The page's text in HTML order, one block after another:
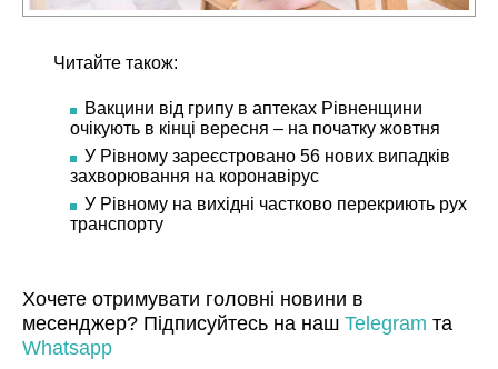
Читайте також:
Вакцини від грипу в аптеках Рівненщини
очікують в кінці вересня – на початку жовтня
У Рівному зареєстровано 56 нових випадків
захворювання на коронавірус
У Рівному на вихідні частково перекриють рух
транспорту
Хочете отримувати головні новини в
месенджер? Підписуйтесь на наш Telegram та
Whatsapp